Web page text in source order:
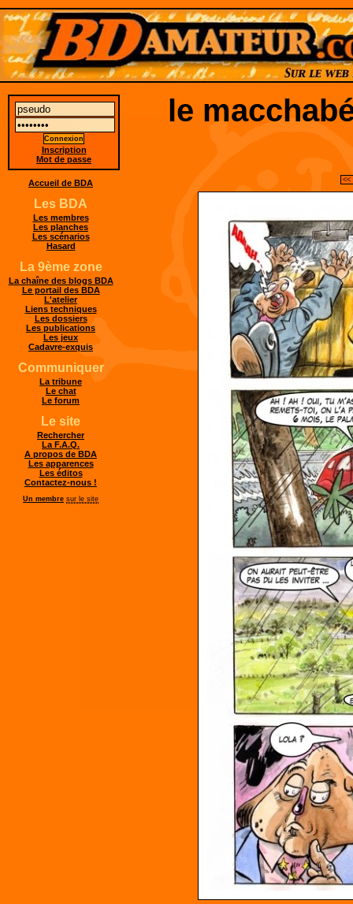
le
<<
Inscription
Mot de passe
Accueil de BDA
Les BDA
Les membres
Les planches
Les scénarios
Hasard
La 9ème zone
La chaîne des blogs BDA
Le portail des BDA
L'atelier
Liens techniques
Les dossiers
Les publications
Les jeux
Cadavre-exquis
Communiquer
La tribune
Le chat
Le forum
Le site
Rechercher
La F.A.Q.
A propos de BDA
Les apparences
Les éditos
Contactez-nous !
Un membre sur le site